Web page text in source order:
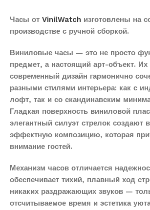
Часы от VinilWatch изготовлены на
производстве с ручной сборкой.
Виниловые часы — это не просто
предмет, а настоящий арт-объект.
современный дизайн гармонично
разными стилями интерьера: как с
лофт, так и со скандинавским
Гладкая поверхность виниловой
элегантный силуэт стрелок создают
эффектную композицию, которая
внимание гостей.
Механизм часов отличается
обеспечивает тихий, плавный ход
никаких раздражающих звуков —
отсчитываемое время и эстетика